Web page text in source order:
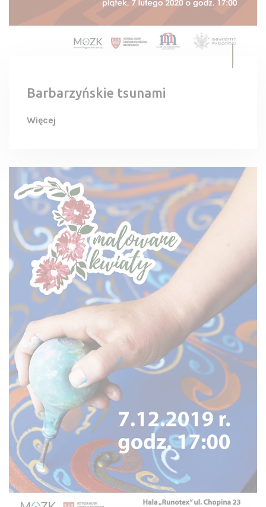
Barbarzyńskie tsunami
Więcej